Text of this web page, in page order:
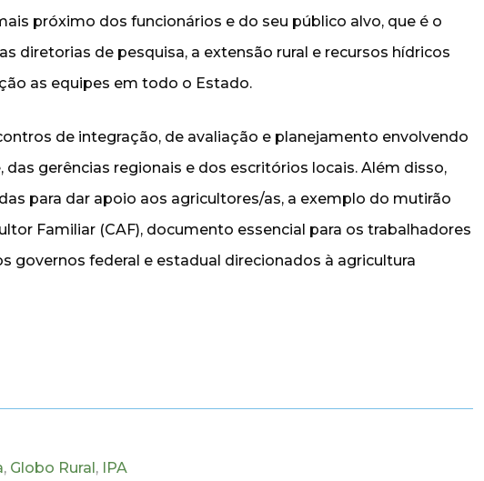
próximo dos funcionários e do seu público alvo, que é o
diretorias de pesquisa, a extensão rural e recursos hídricos
as equipes em todo o Estado.
de integração, de avaliação e planejamento envolvendo
gerências regionais e dos escritórios locais. Além disso,
para dar apoio aos agricultores/as, a exemplo do mutirão
Familiar (CAF), documento essencial para os trabalhadores
governos federal e estadual direcionados à agricultura
, Globo Rural, IPA